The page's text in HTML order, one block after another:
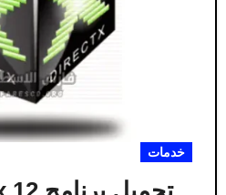
خدمات